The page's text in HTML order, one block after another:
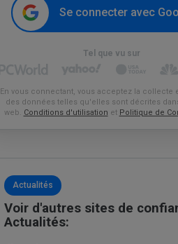
Se connecter avec
Tel que vu sur
En vous connectant, vous acceptez la collecte
des données telles qu'elles sont décrites
web. Conditions d'utilisation et Politique de
Actualités
Voir d'autres sites de
Actualités: